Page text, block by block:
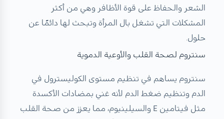
الشعر والحفاظ على قوة الأظافر وهي من أكثر
المشكلات التي تشغل بال المرأة وتبحث لها دائمًا عن
حلول.
سنتروم لصحة القلب والأوعية الدموية
سنتروم يساهم في تنظيم مستوى الكوليسترول في
الدم وتنظيم ضغط الدم لأنه غني بمضادات الأكسدة
مثل فيتامين E والسيلينيوم، مما يعزز من صحة القلب